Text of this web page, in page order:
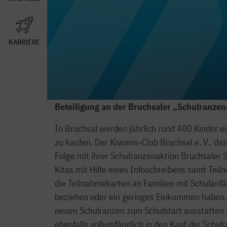
KARRIERE
Beteiligung an der Bruchsaler
In Bruchsal werden jährlich rund 400 Kinder
zu kaufen. Der Kiwanis-Club Bruchsal e. V.,
Folge mit ihrer Schulranzenaktion Bruchsaler
Kitas mit Hilfe eines Infoschreibens samt
die Teilnahmekarten an Familien mit
beziehen oder ein geringes Einkommen
neuen Schulranzen zum Schulstart
ebenfalls vollumfänglich in den Kauf der